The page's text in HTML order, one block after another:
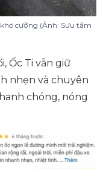
cưỡng (Ảnh: Sưu tầm
Ốc Ti vẫn giữ
nhẹn và chuyên
chóng, nóng